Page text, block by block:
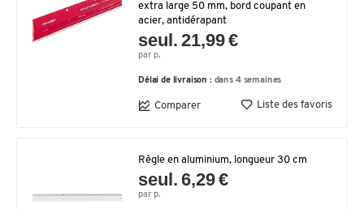
extra large 50 mm, bord coupant en
acier, antidérapant
seul. 21,99 €
par p.
Délai de livraison : dans 4 semaines
Comparer Liste des favoris
Règle en aluminium, longueur 30 cm
seul. 6,29 €
par p.